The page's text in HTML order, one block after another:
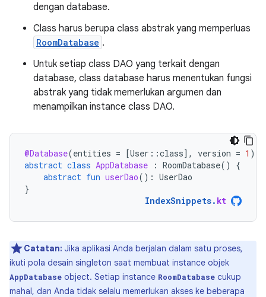
dengan database.
Class harus berupa class abstrak yang memperluas
RoomDatabase .
Untuk setiap class DAO yang terkait dengan
database, class database harus menentukan fungsi
abstrak yang tidak memerlukan argumen dan
menampilkan instance class DAO.
@Database(entities = [User ::class] , version = 1 )
abstract class AppDatabase : RoomDatabase()
{
abstract fun userDao(): UserDao
}
IndexSnippets. kt
Catatan: Jika aplikasi Anda berjalan dalam satu proses,
ikuti pola desain singleton saat membuat instance objek
AppDatabase object. Setiap instance RoomDatabase cukup
mahal, dan Anda tidak selalu memerlukan akses ke beberapa